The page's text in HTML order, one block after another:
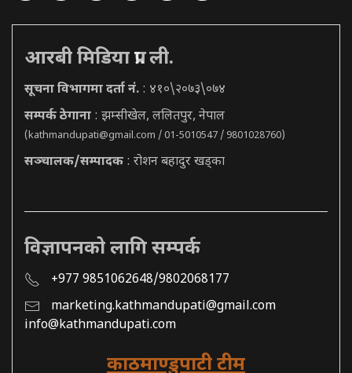
आरबी मिडिया प्रा. ली.
सूचना विभागमा दर्ता नं. : ४१०\२०७३\०७४
सम्पर्क ठेगाना : झम्सीखेल, ललितपुर, नेपाल
(kathmandupati@gmail.com / 01-5010547 / 9801028760)
सञ्चालक/सम्पादक : रोशन बहादुर खड्का
विज्ञापनको लागि सम्पर्क
+977 9851062648/9802068177
marketing.kathmandupati@gmail.com
info@kathmandupati.com
काठमाण्डुपाटी टीम